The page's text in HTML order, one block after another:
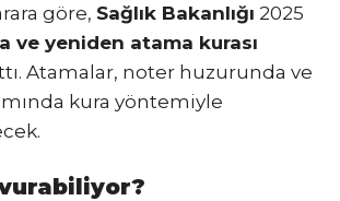
göre, Sağlık Bakanlığı 2025
ve yeniden atama kurası
Atamalar, noter huzurunda ve
kura yöntemiyle